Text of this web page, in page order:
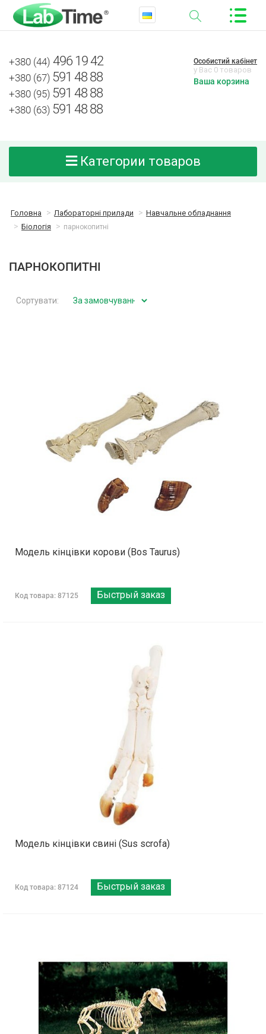
+380 (44) 496 19 42
+380 (67) 591 48 88
+380 (95) 591 48 88
+380 (63) 591 48 88
Особистий кабінет
у Вас 0 товаров
Ваша корзина
Категории товаров
Головна Лабораторні прилади
Навчальне обладнання
Біологія
парнокопитні
ПАРНОКОПИТНІ
Сортувати:
Модель кінцівки корови (Bos Taurus)
Код товара: 87125 Быстрый заказ
Модель кінцівки свині (Sus scrofa)
Код товара: 87124 Быстрый заказ